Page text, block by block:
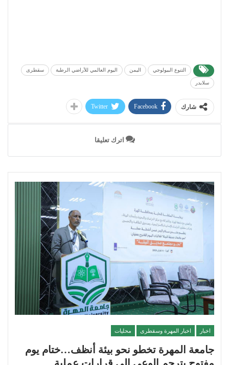
التنوع البيولوجي اليمن اليوم العالمي للأراضي الرطبة سقطرى
سلايدر
شارك Facebook
Twitter
اترك تعليقا
اخبار اخبار المهرة وسقطرى محليات
جامعة المهرة تخطو نحو بيئة أنظف…ختام يوم